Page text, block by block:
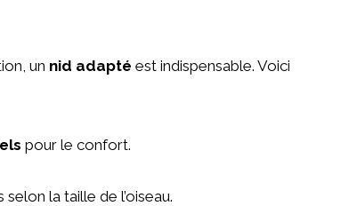
un nid adapté est indispensable. Voici
pour le confort.
la taille de l’oiseau.